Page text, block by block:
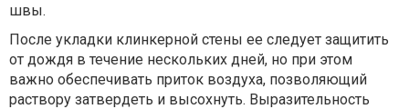
швы.
После укладки клинкерной стены ее следует защитить
от дождя в течение нескольких дней, но при этом
важно обеспечивать приток воздуха, позволяющий
раствору затвердеть и высохнуть. Выразительность